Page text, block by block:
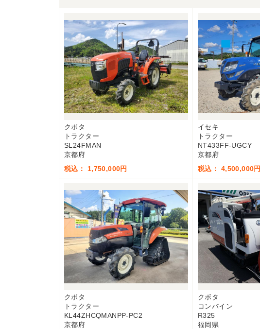
クボタ
トラクター
SL24FMAN
京都府
税込： 1,750,000円
イセキ
トラクター
NT433FF-UGCY
京都府
税込： 4,500,000円
クボタ
トラクター
KL44ZHCQMANPP-PC2
京都府
クボタ
コンバイン
R325
福岡県